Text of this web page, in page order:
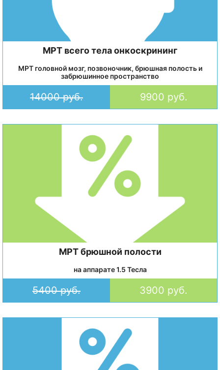
МРТ всего тела онкоскрининг
МРТ головной мозг, позвоночник, брюшная полость и
забрюшинное пространство
14000 руб. 9900 руб.
МРТ брюшной полости
на аппарате 1.5 Тесла
5400 руб. 3900 руб.